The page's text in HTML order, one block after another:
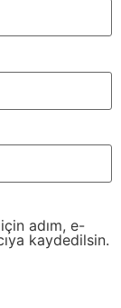
adım, e-
kaydedilsin.